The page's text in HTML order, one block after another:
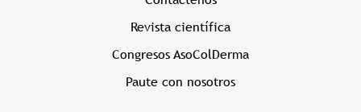
Revista científica
Congresos AsoColDerma
Paute con nosotros